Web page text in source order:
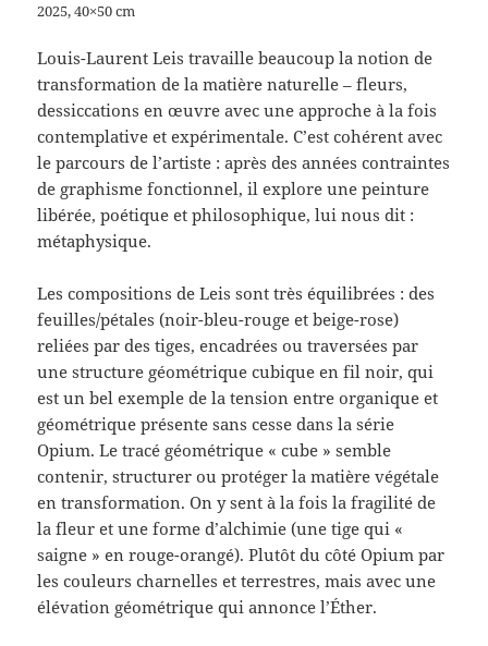
2025, 40×50 cm
Louis-Laurent Leis travaille beaucoup la notion de
transformation de la matière naturelle – fleurs,
dessiccations en œuvre avec une approche à la fois
contemplative et expérimentale. C’est cohérent avec
le parcours de l’artiste : après des années contraintes
de graphisme fonctionnel, il explore une peinture
libérée, poétique et philosophique, lui nous dit :
métaphysique.
Les compositions de Leis sont très équilibrées : des
feuilles/pétales (noir-bleu-rouge et beige-rose)
reliées par des tiges, encadrées ou traversées par
une structure géométrique cubique en fil noir, qui
est un bel exemple de la tension entre organique et
géométrique présente sans cesse dans la série
Opium. Le tracé géométrique « cube » semble
contenir, structurer ou protéger la matière végétale
en transformation. On y sent à la fois la fragilité de
la fleur et une forme d’alchimie (une tige qui «
saigne » en rouge-orangé). Plutôt du côté Opium par
les couleurs charnelles et terrestres, mais avec une
élévation géométrique qui annonce l’Éther.